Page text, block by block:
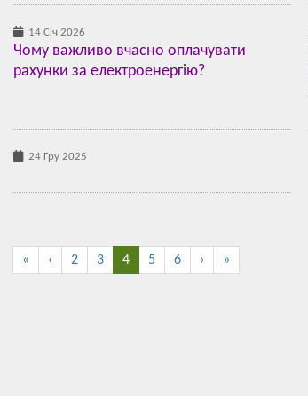
14 Січ 2026
Чому важливо вчасно оплачувати
рахунки за електроенергію?
24 Гру 2025
« ‹ 2 3 4 5 6 › »